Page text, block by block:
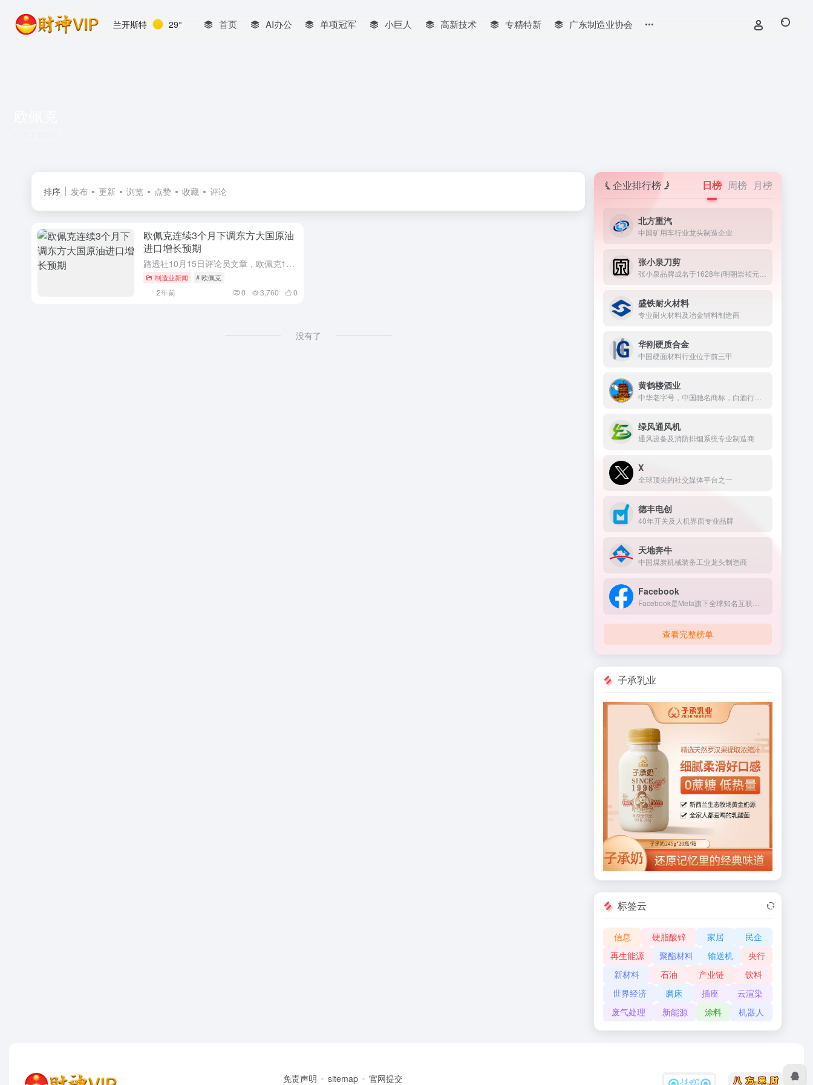
兰开斯特 29° 首页 AI办公 单项冠军 小巨人 高新技术 专精特新 广东制造业协会
排序 发布 更新 浏览 点赞 收藏 评论
欧佩克连续3个月下调东方大国原油
进口增长预期
路透社10月15日评论员文章，欧佩克10月份连续第三个月下调了对2024年全球最大石油进口国——东方大国原油需求增长的预期，但考虑到进口量下降的现实，该产油国集团仍持非常乐观的态度。
制造业新闻 # 欧佩克
2年前 0 3,760 0
没有了
企业排行榜 日榜 周榜 月榜
北方重汽
中国矿用车行业龙头制造企业
张小泉刀剪
盛铁耐火材料
专业耐火材料及冶金辅料制造商
华刚硬质合金
中国硬面材料行业位于前三甲
黄鹤楼酒业
绿风通风机
通风设备及消防排烟系统专业制造商
X
全球顶尖的社交媒体平台之一
德丰电创
40年开关及人机界面专业品牌
天地奔牛
中国煤炭机械装备工业龙头制造商
Facebook
查看完整榜单
子承乳业
标签云
信息 硬脂酸锌 家居
民企
再生能源
聚酯材料 输送机
央行
新材料
石油 产业链
饮料
世界经济
磨床 插座
云渲染
废气处理
新能源 涂料 机器人
免责声明 sitemap 官网提交